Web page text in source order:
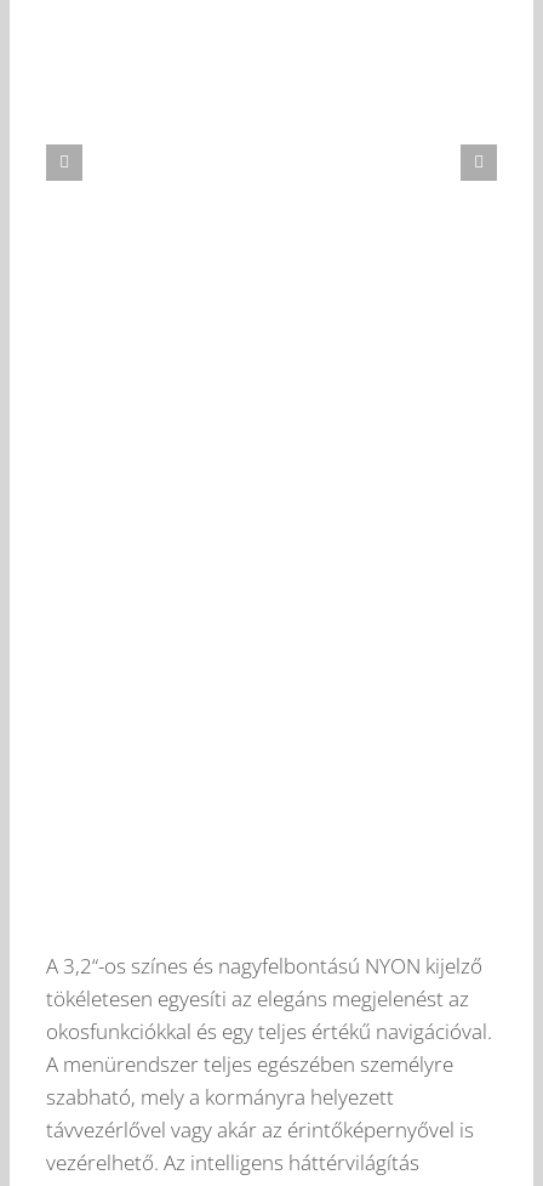
A 3,2“-os színes és nagyfelbontású NYON kijelző
tökéletesen egyesíti az elegáns megjelenést az
okosfunkciókkal és egy teljes értékű navigációval.
A menürendszer teljes egészében személyre
szabható, mely a kormányra helyezett
távvezérlővel vagy akár az érintőképernyővel is
vezérelhető. Az intelligens háttérvilágítás